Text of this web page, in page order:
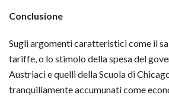
Conclusione
Sugli argomenti caratteristici come il
tariffe, o lo stimolo della spesa del
Austriaci e quelli della Scuola di
tranquillamente accumunati come